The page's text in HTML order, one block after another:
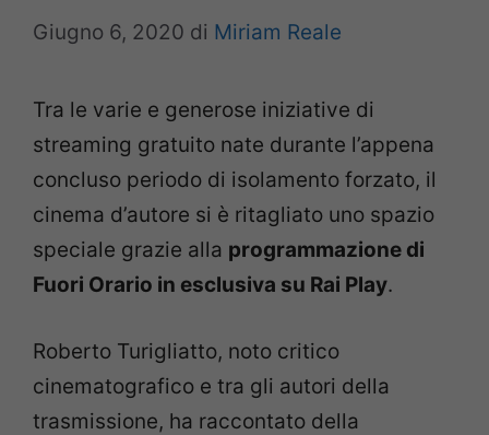
Giugno 6, 2020 di Miriam Reale
Tra le varie e generose iniziative di
streaming gratuito nate durante l’appena
concluso periodo di isolamento forzato, il
cinema d’autore si è ritagliato uno spazio
speciale grazie alla programmazione di
Fuori Orario in esclusiva su Rai Play.
Roberto Turigliatto, noto critico
cinematografico e tra gli autori della
trasmissione, ha raccontato della